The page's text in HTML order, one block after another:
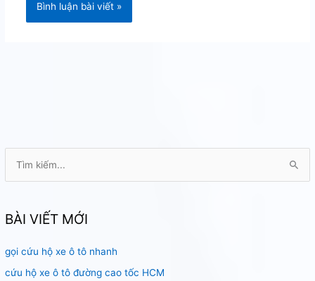
k
ế
m
BÀI VIẾT MỚI
gọi cứu hộ xe ô tô nhanh
cứu hộ xe ô tô đường cao tốc HCM